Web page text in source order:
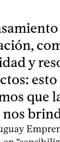
y
esto
que
nos